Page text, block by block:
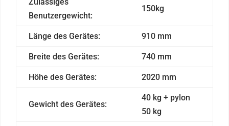
Benutzergewicht:
150kg
Länge des Gerätes: 910 mm
Breite des Gerätes: 740 mm
Höhe des Gerätes: 2020 mm
Gewicht des Gerätes:
40 kg + pylon
50 kg